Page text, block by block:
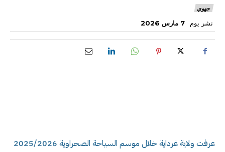
جهوي
نشر يوم 7 مارس 2026
عرفت ولاية غرداية خلال موسم السياحة الصحراوية 2025/2026